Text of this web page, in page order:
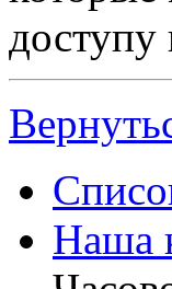
доступу
Наша